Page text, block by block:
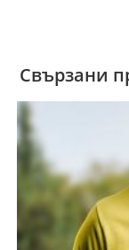
Свързани